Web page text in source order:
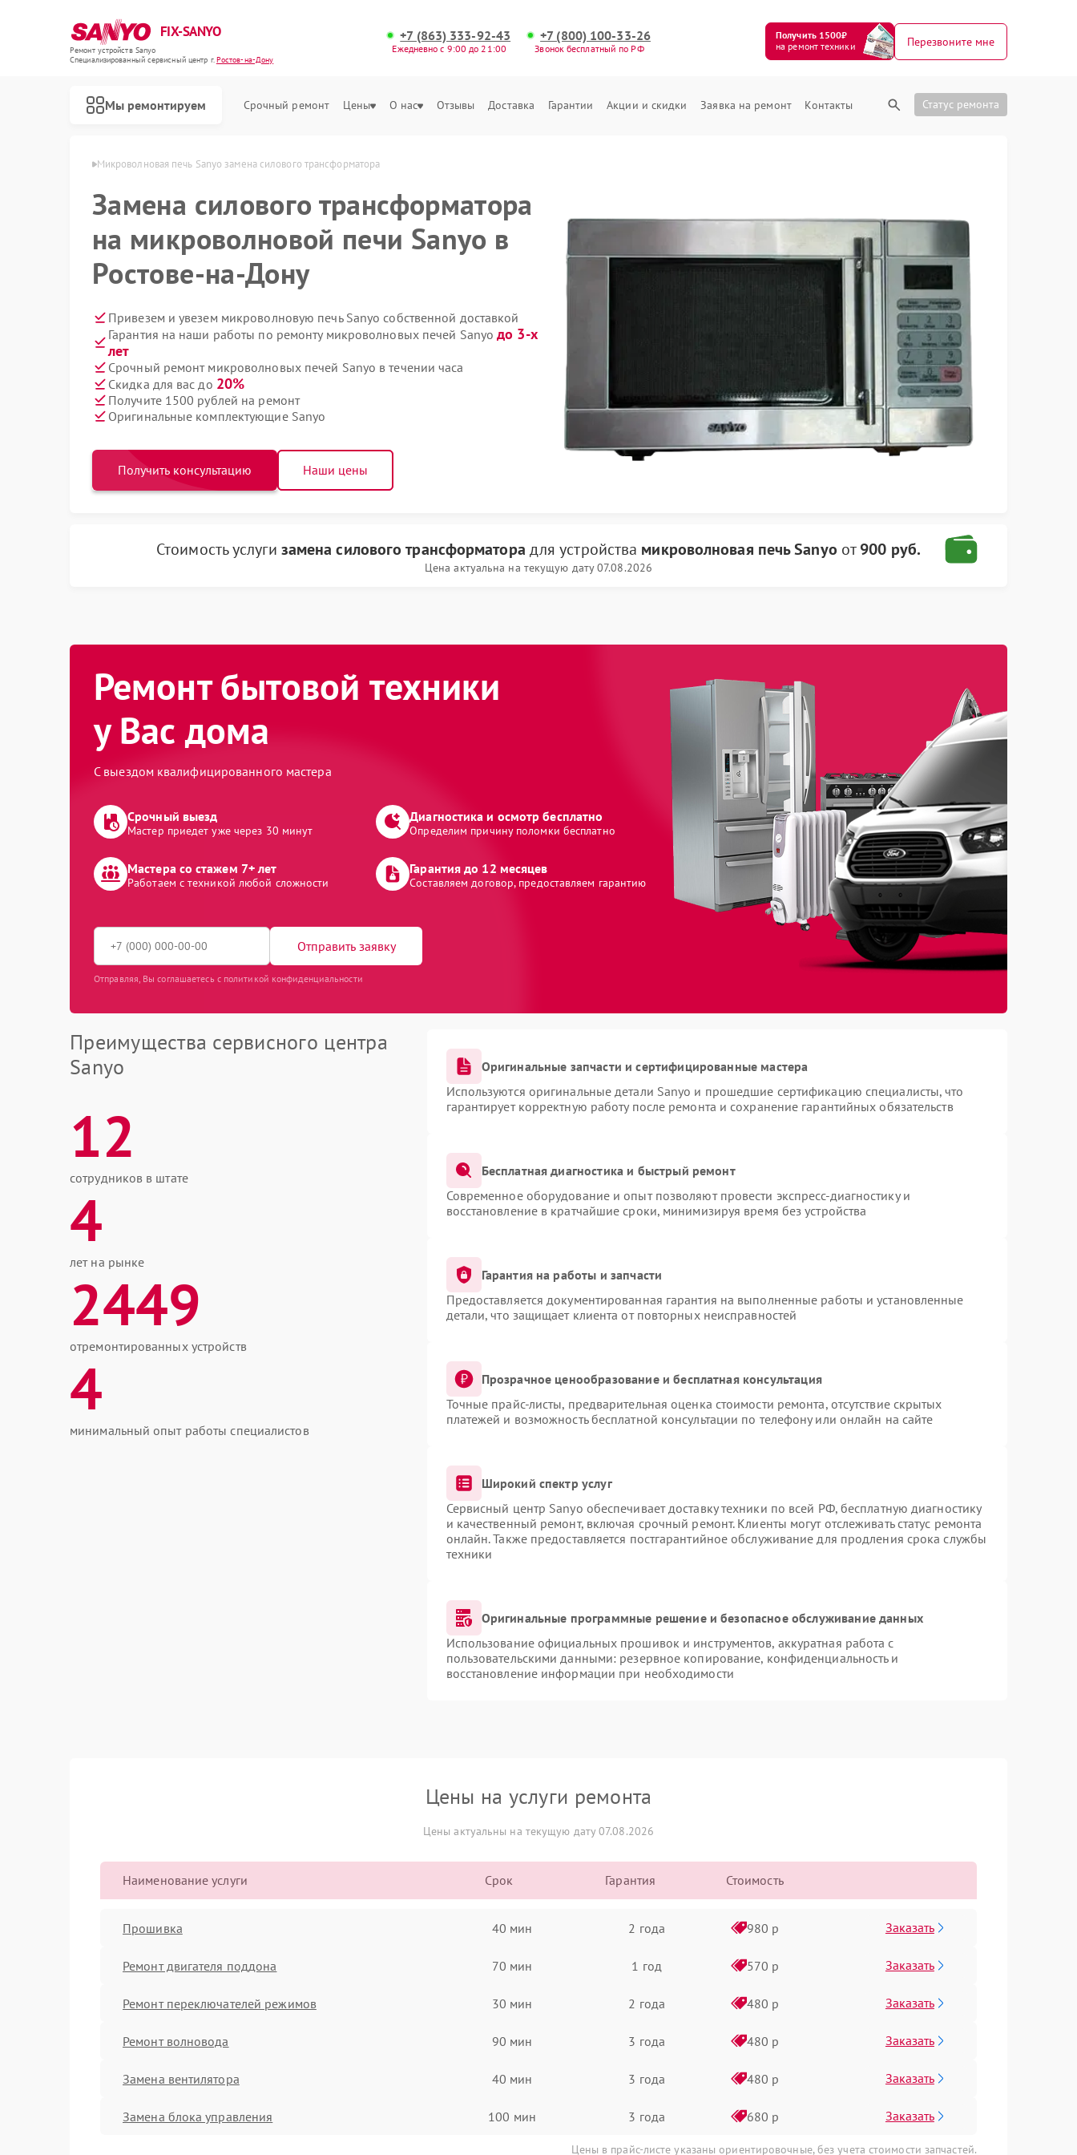
FIX-SANYO
Ремонт устройств Sanyo
Специализированный cервисный центр г.Ростов-на-Дону
+7 (863) 333-92-43
Ежедневно с 9:00 до 21:00
+7 (800) 100-33-26
Звонок бесплатный по РФ
Получить 1500₽
на ремонт техники
Перезвоните мне
Мы ремонтируем Срочный ремонт Цены О нас Отзывы Доставка Гарантии Акции и скидки Заявка на ремонт Контакты Статус ремонта
Микроволновая печь Sanyo замена силового трансформатора
Замена силового трансформатора
на микроволновой печи Sanyo в
Ростове-на-Дону
Привезем и увезем микроволновую печь Sanyo собственной доставкой
Гарантия на наши работы по ремонту микроволновых печей Sanyoдо 3-х
лет
Срочный ремонт микроволновых печей Sanyo в течении часа
Скидка для вас до 20%
Получите 1500 рублей на ремонт
Оригинальные комплектующие Sanyo
Получить консультацию Наши цены
Стоимость услуги замена силового трансформатора для устройства микроволновая печь Sanyo от900 руб.
Цена актуальна на текущую дату 07.08.2026
Ремонт бытовой техники
у Вас дома
С выездом квалифицированного мастера
Срочный выезд
Мастер приедет уже через 30 минут
Диагностика и осмотр бесплатно
Определим причину поломки бесплатно
Мастера со стажем 7+ лет
Работаем с техникой любой сложности
Гарантия до 12 месяцев
Составляем договор, предоставляем гарантию
Отправить заявку
Отправляя, Вы соглашаетесь с политикой конфиденциальности
Преимущества сервисного центра
Sanyo
12
сотрудников в штате
4
лет на рынке
2449
отремонтированных устройств
4
минимальный опыт работы специалистов
Оригинальные запчасти и сертифицированные мастера
Используются оригинальные детали Sanyo и прошедшие сертификацию специалисты, что
гарантирует корректную работу после ремонта и сохранение гарантийных обязательств
Бесплатная диагностика и быстрый ремонт
Современное оборудование и опыт позволяют провести экспресс-диагностику и
восстановление в кратчайшие сроки, минимизируя время без устройства
Гарантия на работы и запчасти
Предоставляется документированная гарантия на выполненные работы и установленные
детали, что защищает клиента от повторных неисправностей
Прозрачное ценообразование и бесплатная консультация
Точные прайс-листы, предварительная оценка стоимости ремонта, отсутствие скрытых
платежей и возможность бесплатной консультации по телефону или онлайн на сайте
Широкий спектр услуг
Сервисный центр Sanyo обеспечивает доставку техники по всей РФ, бесплатную диагностику
и качественный ремонт, включая срочный ремонт. Клиенты могут отслеживать статус ремонта
онлайн. Также предоставляется постгарантийное обслуживание для продления срока службы
техники
Оригинальные программные решение и безопасное обслуживание данных
Использование официальных прошивок и инструментов, аккуратная работа с
пользовательскими данными: резервное копирование, конфиденциальность и
восстановление информации при необходимости
Цены на услуги ремонта
Цены актуальны на текущую дату 07.08.2026
Наименование услуги Срок Гарантия Стоимость
Прошивка 40 мин 2 года 980 р Заказать
Ремонт двигателя поддона 70 мин 1 год 570 р Заказать
Ремонт переключателей режимов 30 мин 2 года 480 р Заказать
Ремонт волновода 90 мин 3 года 480 р Заказать
Замена вентилятора 40 мин 3 года 480 р Заказать
Замена блока управления 100 мин 3 года 680 р Заказать
Цены в прайс-листе указаны ориентировочные, без учета стоимости запчастей.